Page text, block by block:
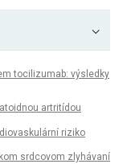
tocilizumab: výsledky
artritídou
riziko
srdcovom zlyhávaní